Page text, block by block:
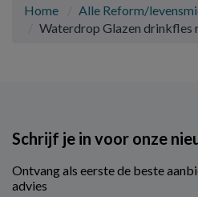
Home Alle Reform/
Waterdrop Glazen drinkfles
Schrijf je in voor onze
Ontvang als eerste de beste
advies